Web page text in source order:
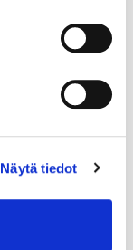
Näytä tiedot